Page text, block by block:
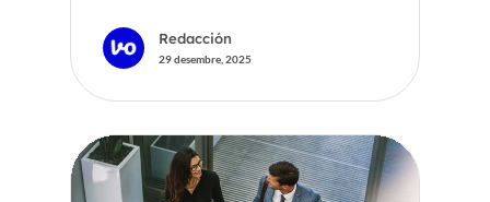
Redacción
29 desembre, 2025